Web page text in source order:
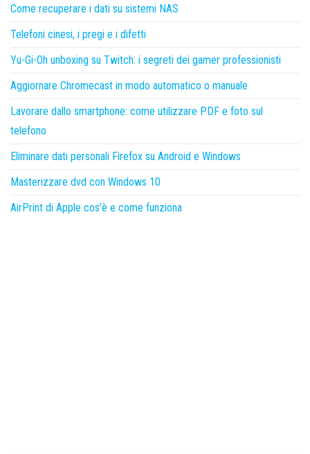
Come recuperare i dati su sistemi NAS
Telefoni cinesi, i pregi e i difetti
Yu-Gi-Oh unboxing su Twitch: i segreti dei gamer professionisti
Aggiornare Chromecast in modo automatico o manuale
Lavorare dallo smartphone: come utilizzare PDF e foto sul
telefono
Eliminare dati personali Firefox su Android e Windows
Masterizzare dvd con Windows 10
AirPrint di Apple cos’è e come funziona